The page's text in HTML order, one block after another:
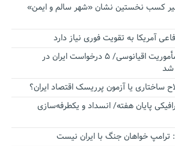
کسب نخستین نشان «شهر سالم و ایمن»
آمریکا به تقویت فوری نیاز دارد
اقتدار ناوگروه ۱۰۳ در مأموریت‌ اقیانوسی/ ۵ درخواست ایران در
شد
ساختاری یا آزمون پرریسک اقتصاد ایران؟
پایان هفته/ انسداد و یکطرفه‌سازی
خواهان جنگ با ایران نیست